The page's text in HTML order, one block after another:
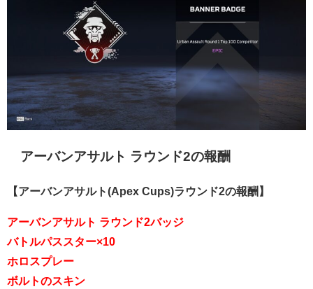
アーバンアサルト ラウンド2の報酬
【アーバンアサルト(Apex Cups)ラウンド2の報酬 】
アーバンアサルト ラウンド2バッジ
バトルパススター×10
ホロスプレー
ボルトのスキン